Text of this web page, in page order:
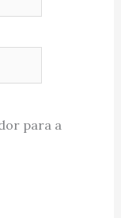
para a